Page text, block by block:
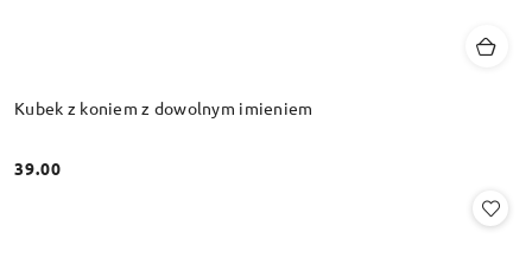
Kubek z koniem z dowolnym imieniem
Cena:
39.00